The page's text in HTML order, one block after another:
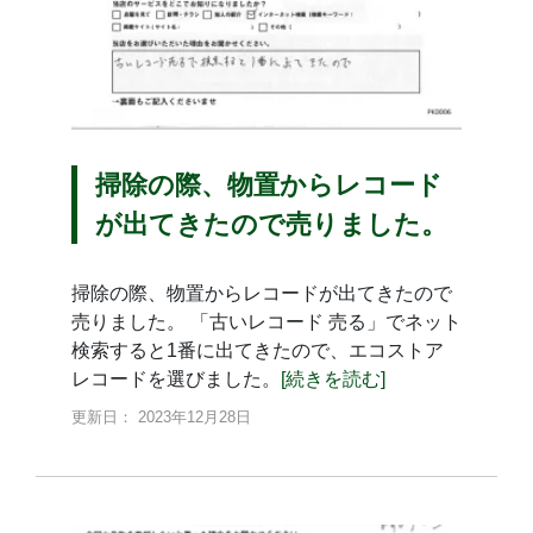
掃除の際、物置からレコード
が出てきたので売りました。
掃除の際、物置からレコードが出てきたので
売りました。 「古いレコード 売る」でネット
検索すると1番に出てきたので、エコストア
レコードを選びました。
[続きを読む]
更新日： 2023年12月28日